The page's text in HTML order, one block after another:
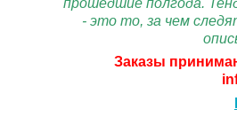
- это то, за чем
Заказы